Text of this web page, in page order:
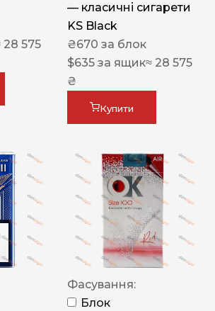
28 575
— класичні сигарети
KS Black
₴670 за блок
$635 за ящик≈ 28 575
₴
Купити
Фасування:
Блок